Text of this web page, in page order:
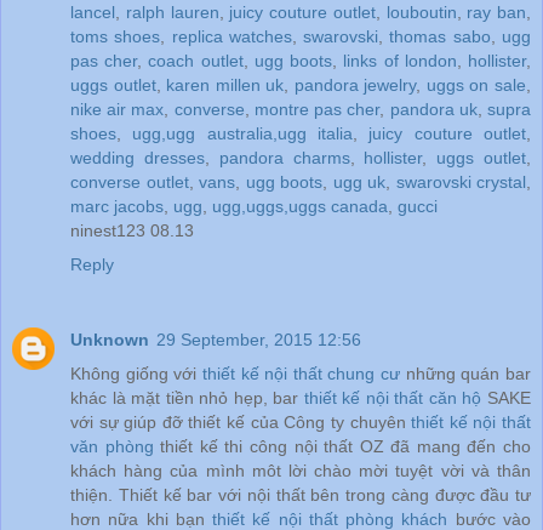
lancel
ralph lauren juicy couture outlet, louboutin ray ban
toms shoes
replica watches,swarovski ,thomas sabo
ugg
pas cher,coach outlet, ugg boots links of london hollister,
uggs outlet, karen millen uk pandora jewelry, uggs on sale
nike air max converse montre pas cher, pandora uk,supra
shoes
ugg,ugg australia,ugg italia juicy couture outlet
wedding dresses, pandora charms, hollister, uggs outlet
converse outlet, vans ugg boots ugg uk swarovski crystal
marc jacobs ugg ugg,uggs,uggs canada gucci
ninest123 08.13
Reply
Unknown 29 September, 2015 12:56
Không giống với thiết kế nội thất chung cư những quán bar
khác là mặt tiền nhỏ hẹp, bar thiết kế nội thất căn hộ SAKE
với sự giúp đỡ thiết kế của Công ty chuyênthiết kế nội thất
văn phòng thiết kế thi công nội thất OZ đã mang đến cho
khách hàng của mình môt lời chào mời tuyệt vời và thân
thiện. Thiết kế bar với nội thất bên trong càng được đầu tư
hơn nữa khi bạnthiết kế nội thất phòng khách bước vào